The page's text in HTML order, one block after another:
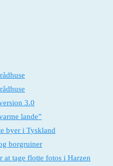
3.0
lande”
byer i Tyskland
borgruiner
at tage flotte fotos i Harzen